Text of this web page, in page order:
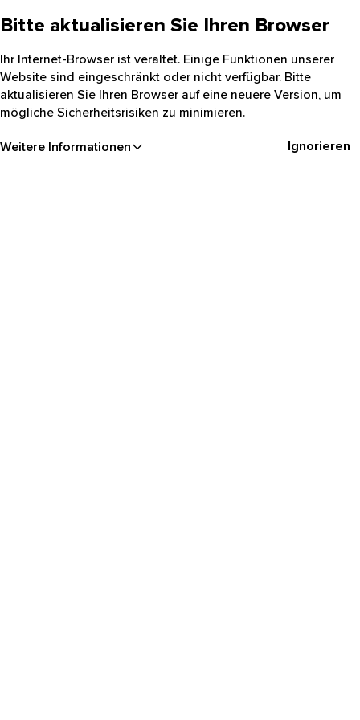
Bitte aktualisieren Sie Ihren Browser
Ihr Internet-Browser ist veraltet. Einige Funktionen unserer
Website sind eingeschränkt oder nicht verfügbar. Bitte
aktualisieren Sie Ihren Browser auf eine neuere Version, um
mögliche Sicherheitsrisiken zu minimieren.
Weitere Informationen Ignorieren